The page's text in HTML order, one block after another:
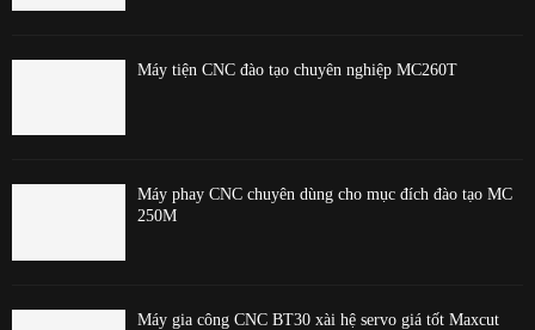
Máy tiện CNC đào tạo chuyên nghiệp MC260T
Máy phay CNC chuyên dùng cho mục đích đào tạo MC
250M
Máy gia công CNC BT30 xài hệ servo giá tốt Maxcut